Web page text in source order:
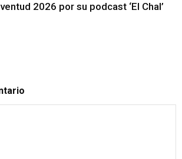
2026 por su podcast ‘El Chal’